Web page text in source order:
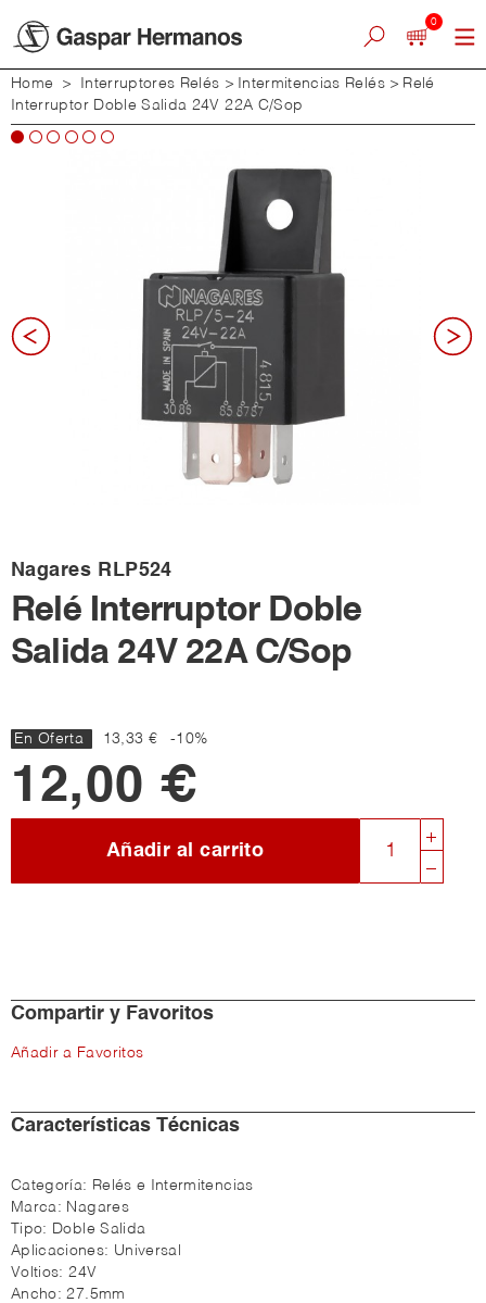
0
Home > Interruptores Relés > Intermitencias Relés > Relé
Interruptor Doble Salida 24V 22A C/Sop
Nagares RLP524
Relé Interruptor Doble
Salida 24V 22A C/Sop
En Oferta 13,33 € -10%
12,00 €
Añadir al carrito
Compartir y Favoritos
Añadir a Favoritos
Características Técnicas
Categoría: Relés e Intermitencias
Marca: Nagares
Tipo: Doble Salida
Aplicaciones: Universal
Voltios:24V
Ancho:27.5mm